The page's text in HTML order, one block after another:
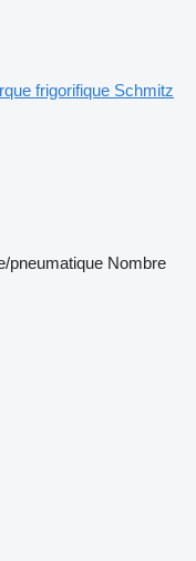
frigorifique Schmitz
pneumatique Nombre